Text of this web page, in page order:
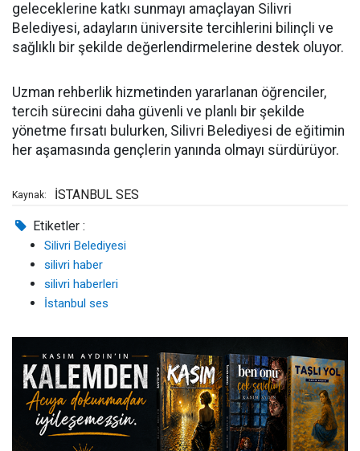
geleceklerine katkı sunmayı amaçlayan Silivri
Belediyesi, adayların üniversite tercihlerini bilinçli ve
sağlıklı bir şekilde değerlendirmelerine destek oluyor.
Uzman rehberlik hizmetinden yararlanan öğrenciler,
tercih sürecini daha güvenli ve planlı bir şekilde
yönetme fırsatı bulurken, Silivri Belediyesi de eğitimin
her aşamasında gençlerin yanında olmayı sürdürüyor.
Kaynak: İSTANBUL SES
Etiketler :
Silivri Belediyesi
silivri haber
silivri haberleri
İstanbul ses